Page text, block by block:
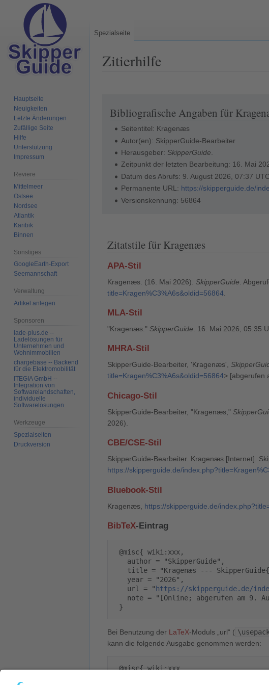
Zitierhilfe
Navigation
Suche
Bibliografische Angaben für
Seitentitel: Kragenæs
Autor(en): SkipperGuide-Bearbeiter
Herausgeber: SkipperGuide
Zeitpunkt der letzten Bearbeitung: 16. Mai
Datum des Abrufs: 9. August 2026, 07:37 UTC
Permanente URL: https://skipperguide.de/
Versionskennung: 56864
Zitatstile für Kragenæs
APA-Stil
Kragenæs. (16. Mai 2026). SkipperGuide .
title=Kragen%C3%A6s&oldid=56864
MLA-Stil
"Kragenæs." SkipperGuide . 16. Mai 2026, 05:35
MHRA-Stil
SkipperGuide-Bearbeiter, 'Kragenæs',
title=Kragen%C3%A6s&oldid=56864> [abgerufen
Chicago-Stil
SkipperGuide-Bearbeiter, "Kragenæs,"
2026).
CBE/CSE-Stil
SkipperGuide-Bearbeiter. Kragenæs [Internet].
https://skipperguide.de/
Bluebook-Stil
Kragenæs, https://skipperguide.de/
BibTeX-Eintrag
   url = "
https://skipperguide.de/
Bei Benutzung der LaTeX-Moduls „url“ (
kann die folgende Ausgabe genommen werden:
@misc{ wiki:xxx,
Spezialseite
Hauptseite
Neuigkeiten
Letzte Änderungen
Zufällige Seite
Hilfe
Unterstützung
Impressum
Reviere
Mittelmeer
Ostsee
Nordsee
Atlantik
Karibik
Binnen
Sonstiges
GoogleEarth-Export
Seemannschaft
Verwaltung
Artikel anlegen
Sponsoren
lade-plus.de --
Ladelösungen für
Unternehmen und
Wohnimmobilien
chargebase -- Backend
für die Elektromobilität
ITEGIA GmbH --
Integration von
Softwarelandschaften,
individuelle
Softwarelösungen
Werkzeuge
Spezialseiten
Druckversion